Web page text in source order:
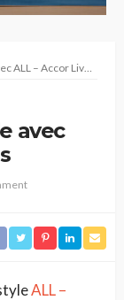
Accor Live Limitless
avec
ALL –